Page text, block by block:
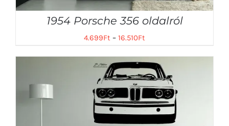
1954 Porsche 356 oldalról
4.699Ft – 16.510Ft